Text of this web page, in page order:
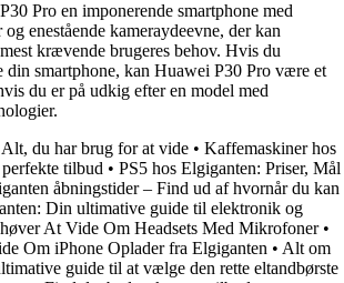
Pro en imponerende smartphone med
enestående kameraydeevne, der kan
krævende brugeres behov. Hvis du
din smartphone, kan Huawei P30 Pro være et
du er på udkig efter en model med
du har brug for at vide • Kaffemaskiner hos
tilbud • PS5 hos Elgiganten: Priser, Mål
åbningstider – Find ud af hvornår du kan
Din ultimative guide til elektronik og
At Vide Om Headsets Med Mikrofoner•
Om iPhone Oplader fra Elgiganten • Alt om
guide til at vælge den rette eltandbørste